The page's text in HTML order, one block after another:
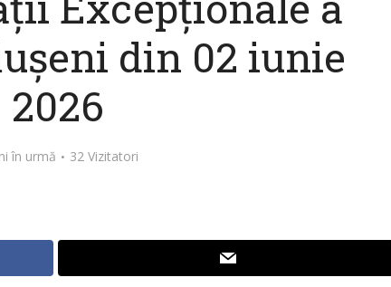
din 02 iunie
2026
în urmă 32 Vizitatori